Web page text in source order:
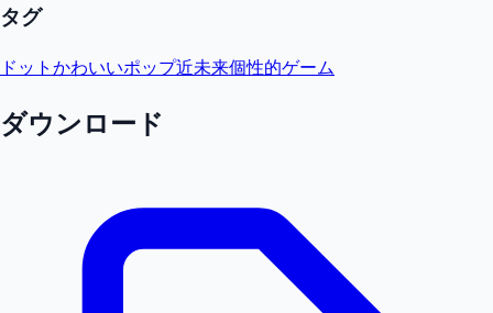
タグ
ドット かわいいポップ近未来個性的ゲーム
ダウンロード